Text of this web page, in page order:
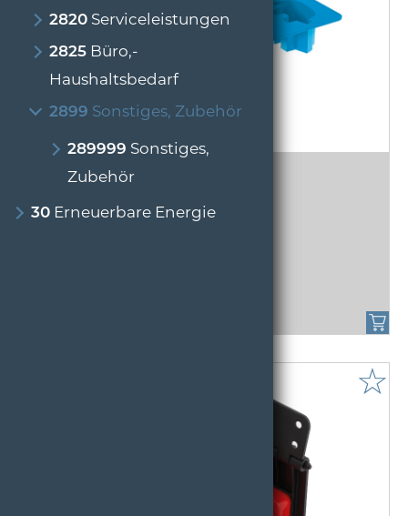
2820 Serviceleistungen
2825 Büro,-
Haushaltsbedarf
2899 Sonstiges, Zubehör
289999 Sonstiges,
Zubehör
30 Erneuerbare Energie
Caparol Eiswürfelform
☆